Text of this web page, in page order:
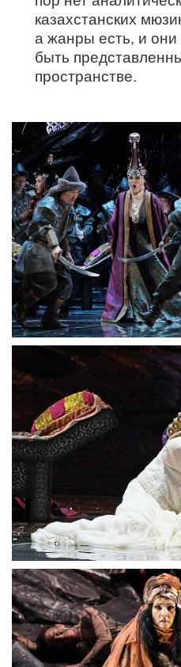
казахстанских
а жанры есть, и
быть
пространстве.